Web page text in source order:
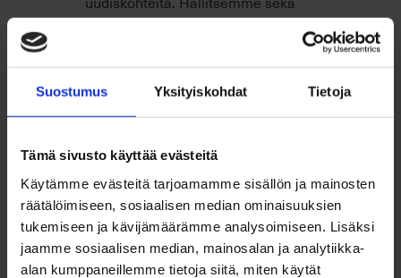
Suostumus Yksityiskohdat Tietoja
Tämä sivusto käyttää evästeitä
Käytämme evästeitä tarjoamamme sisällön ja mainosten
räätälöimiseen, sosiaalisen median ominaisuuksien
tukemiseen ja kävijämäärämme analysoimiseen. Lisäksi
jaamme sosiaalisen median, mainosalan ja analytiikka-
alan kumppaneillemme tietoja siitä, miten käytät
kiinteistö- että osakemuotoiset
3D-kuvat
Saat kauttamme upeat,
todentuntuiset ja -näköiset sisä-
sekä ulkokuvat.